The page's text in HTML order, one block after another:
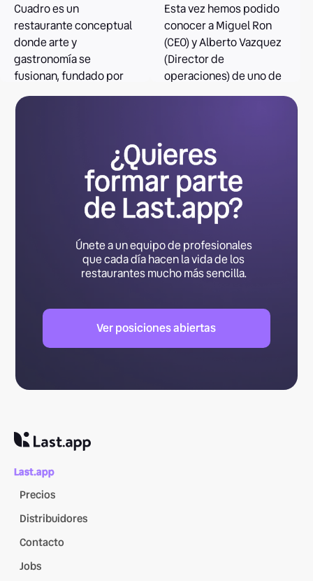
Cuadro es un
restaurante conceptual
donde arte y
gastronomía se
fusionan, fundado por
Alexis Gardes. Una
experiencia
cada plato es una obra y
cada visita deja huella.
Leer el caso
Esta vez hemos podido
conocer a Miguel Ron
(CEO) y Alberto Vazquez
(Director de
operaciones) de uno de
nuestros clientes,
restauración digital.
Leer el caso
¿Quieres
formar parte
de Last.app?
Únete a un equipo de profesionales
que cada día hacen la vida de los
restaurantes mucho más sencilla.
Ver posiciones abiertas
Last.app
Precios
Distribuidores
Contacto
Jobs